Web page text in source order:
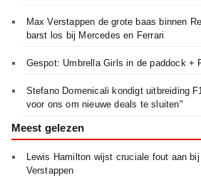
Max Verstappen de grote baas binnen
barst los bij Mercedes en Ferrari
Gespot: Umbrella Girls in de paddock +
Stefano Domenicali kondigt uitbreiding
voor ons om nieuwe deals te sluiten"
Meest gelezen
Lewis Hamilton wijst cruciale fout aan
Verstappen